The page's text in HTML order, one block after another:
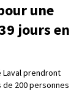
une
jours en
Laval prendront
200 personnes